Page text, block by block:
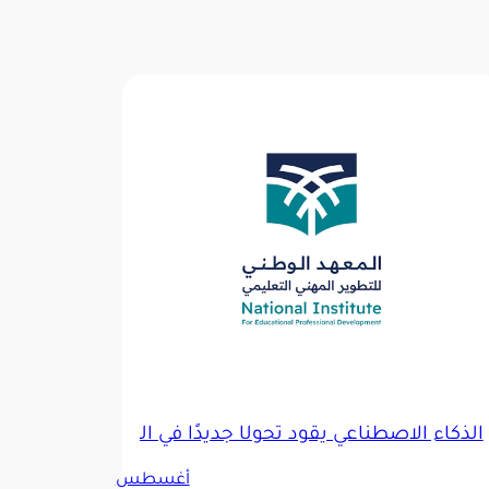
الذكاء الاصطناعي يقود تحولًا جديدًا في التطوير المهني
أغسطس